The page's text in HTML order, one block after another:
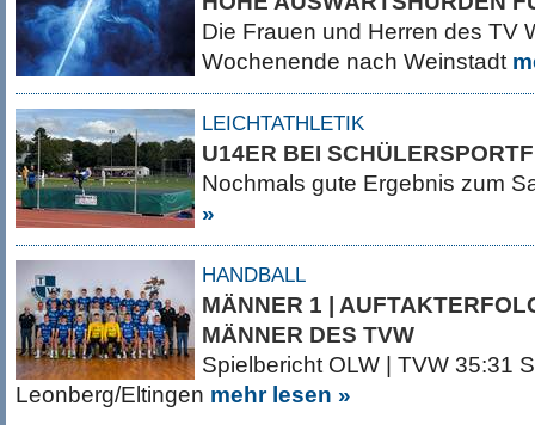
Die Frauen und Herren des TV
Wochenende nach Weinstadt
LEICHTATHLETIK
U14ER BEI
Nochmals gute Ergebnis zum
»
HANDBALL
MÄNNER 1 |
MÄNNER DES TVW
Spielbericht OLW | TVW 35:31
Leonberg/Eltingen mehr lesen »